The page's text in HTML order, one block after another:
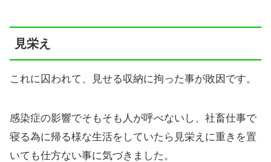
見栄え
これに囚われて、見せる収納に拘った事が敗因です。
感染症の影響でそもそも人が呼べないし、社畜仕事で
寝る為に帰る様な生活をしていたら見栄えに重きを置
いても仕方ない事に気づきました。